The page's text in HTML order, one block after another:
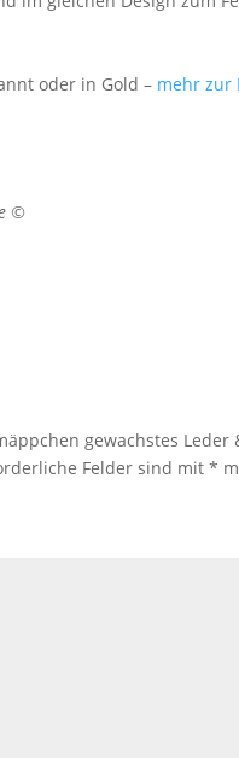
oder in Gold – mehr zur
©
gewachstes Leder
Felder sind mit*